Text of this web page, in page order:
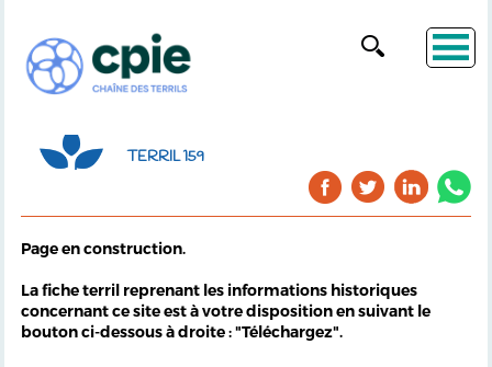
TERRIL 159
Page en construction.
La fiche terril reprenant les informations historiques
concernant ce site est à votre disposition en suivant le
bouton ci-dessous à droite : "Téléchargez".